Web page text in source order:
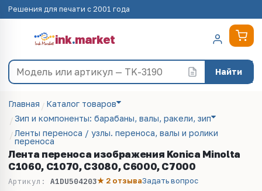
Решения для печати с 2001 года
ink.market
Найти
Главная
Каталог товаров
Зип и компоненты: барабаны, валы, ракели, зип
Ленты переноса / узлы. переноса, валы и ролики
переноса
Лента переноса изображения Konica Minolta
C1060, C1070, C3080, C6000, C7000
Артикул: A1DU504203★ 2 отзываЗадать вопрос